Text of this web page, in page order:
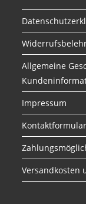
Allgemeine
Impressum
Kontaktformular
Versandkosten